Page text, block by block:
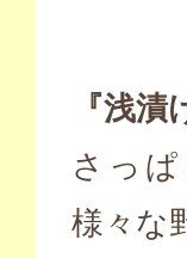
『浅
さっ
様々な